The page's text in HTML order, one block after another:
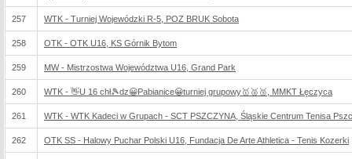
257 WTK - Turniej Wojewódzki R-5, POZ BRUK Sobota
258 OTK - OTK U16, KS Górnik Bytom
259 MW - Mistrzostwa Województwa U16, Grand Park
260 WTK - 👋U 16 chł🎾dz😀Pabianice😀turniej grupowy🥇🥈🥉, MMKT Łęczyca
261 WTK - WTK Kadeci w Grupach - SCT PSZCZYNA, Śląskie Centrum Tenisa
262 OTK SS - Halowy Puchar Polski U16, Fundacja De Arte Athletica - Tenis Kozerki